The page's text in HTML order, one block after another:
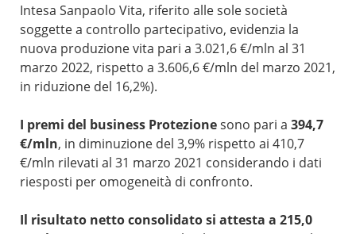
Intesa Sanpaolo Vita, riferito alle sole società
soggette a controllo partecipativo, evidenzia la
nuova produzione vita pari a 3.021,6 €/mln al 31
marzo 2022, rispetto a 3.606,6 €/mln del marzo 2021,
in riduzione del 16,2%).
I premi del business Protezionesono pari a 394,7
€/mln, in diminuzione del 3,9% rispetto ai 410,7
€/mln rilevati al 31 marzo 2021 considerando i dati
riesposti per omogeneità di confronto.
Il risultato netto consolidato si attesta a 215,0